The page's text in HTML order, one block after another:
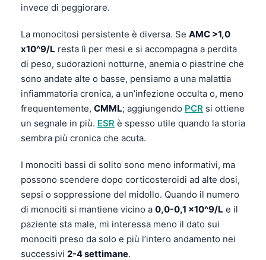
invece di peggiorare.
La monocitosi persistente è diversa. Se AMC >1,0
x10^9/L resta lì per mesi e si accompagna a perdita
di peso, sudorazioni notturne, anemia o piastrine che
sono andate alte o basse, pensiamo a una malattia
infiammatoria cronica, a un’infezione occulta o, meno
frequentemente, CMML; aggiungendo PCR si ottiene
un segnale in più. ESR è spesso utile quando la storia
sembra più cronica che acuta.
I monociti bassi di solito sono meno informativi, ma
possono scendere dopo corticosteroidi ad alte dosi,
sepsi o soppressione del midollo. Quando il numero
di monociti si mantiene vicino a 0,0-0,1 x10^9/L e il
paziente sta male, mi interessa meno il dato sui
monociti preso da solo e più l’intero andamento nei
successivi 2-4 settimane.